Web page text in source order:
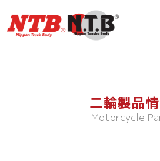
二輪製品
Motorcycle